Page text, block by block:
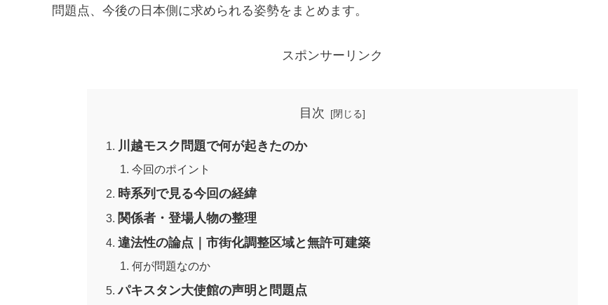
問題点、今後の日本側に求められる姿勢をまとめます。
スポンサーリンク
目次
川越モスク問題で何が起きたのか
今回のポイント
時系列で見る今回の経緯
関係者・登場人物の整理
違法性の論点｜市街化調整区域と無許可建築
何が問題なのか
パキスタン大使館の声明と問題点